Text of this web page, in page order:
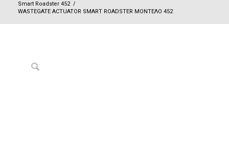
Smart Roadster 452 /
WASTEGATE ACTUATOR SMART ROADSTER ΜΟΝΤΕΛΟ 452